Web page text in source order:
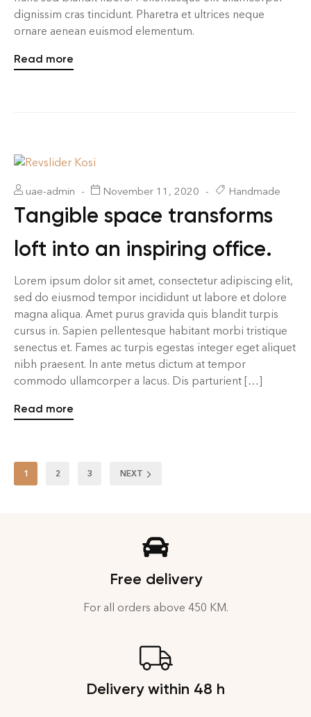
dignissim cras tincidunt. Pharetra et ultrices neque
ornare aenean euismod elementum.
Read more
uae-admin November 11, 2020 Handmade
Tangible space transforms
loft into an inspiring office.
Lorem ipsum dolor sit amet, consectetur adipiscing elit,
sed do eiusmod tempor incididunt ut labore et dolore
magna aliqua. Amet purus gravida quis blandit turpis
cursus in. Sapien pellentesque habitant morbi tristique
senectus et. Fames ac turpis egestas integer eget aliquet
nibh praesent. In ante metus dictum at tempor
commodo ullamcorper a lacus. Dis parturient […]
Read more
1 2 3 NEXT
Free delivery
For all orders above 450 KM.
Delivery within 48 h